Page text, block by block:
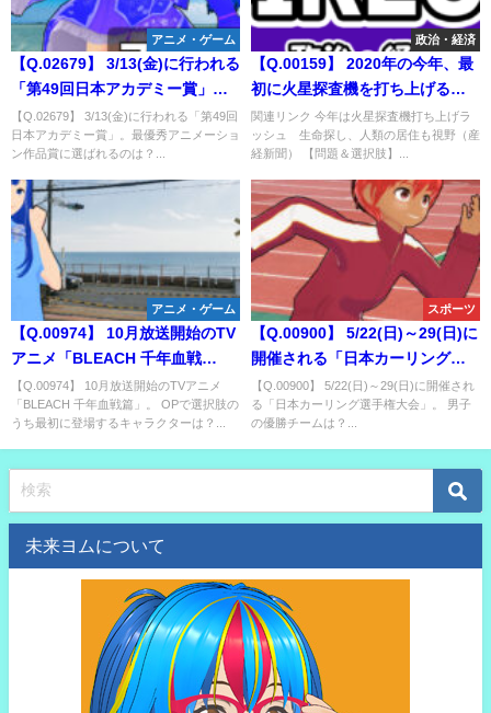
アニメ・ゲーム
【Q.02679】 3/13(金)に行われる
「第49回日本アカデミー賞」。
最優秀アニメーション作品賞に
選ばれるのは？
【Q.02679】 3/13(金)に行われる「第49回
日本アカデミー賞」。最優秀アニメーショ
ン作品賞に選ばれるのは？...
政治・経済
【Q.00159】 2020年の今年、最
初に火星探査機を打ち上げる国
は？
関連リンク 今年は火星探査機打ち上げラ
ッシュ 生命探し、人類の居住も視野（産
経新聞） 【問題＆選択肢】...
アニメ・ゲーム
【Q.00974】 10月放送開始のTV
アニメ「BLEACH 千年血戦
篇」。 OPで選択肢のうち最初に
登場するキャラクターは？
【Q.00974】 10月放送開始のTVアニメ
「BLEACH 千年血戦篇」。 OPで選択肢の
うち最初に登場するキャラクターは？...
スポーツ
【Q.00900】 5/22(日)～29(日)に
開催される「日本カーリング選
手権大会」。 男子の優勝チーム
は？
【Q.00900】 5/22(日)～29(日)に開催され
る「日本カーリング選手権大会」。 男子
の優勝チームは？...
未来ヨムについて